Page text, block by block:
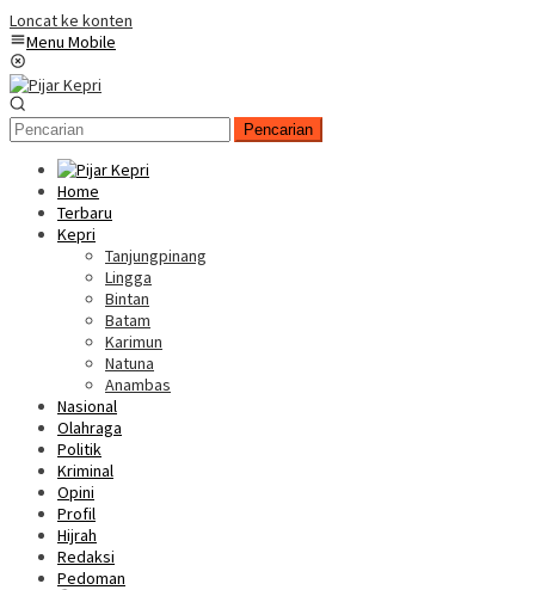
Loncat ke konten
Menu Mobile
Pencarian
Home
Terbaru
Kepri
Tanjungpinang
Lingga
Bintan
Batam
Karimun
Natuna
Anambas
Nasional
Olahraga
Politik
Kriminal
Opini
Profil
Hijrah
Redaksi
Pedoman